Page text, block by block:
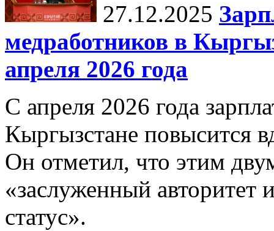
27.12.2025
медработников в
апреля 2026 года
С апреля 2026 года
Кыргызстане повысится
Он отметил, что этим
«заслуженный
статус».